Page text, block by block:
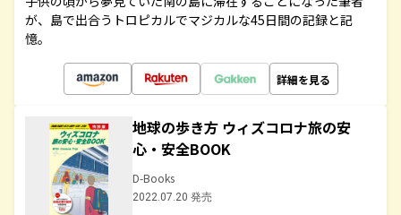
が、島で出合うトロピカルでマジカルな45日間の記録と記
憶。
詳細を見る
地球の歩き方 ウィズコロナ旅の安
心・安全BOOK
D-Books
2022.07.20 発売